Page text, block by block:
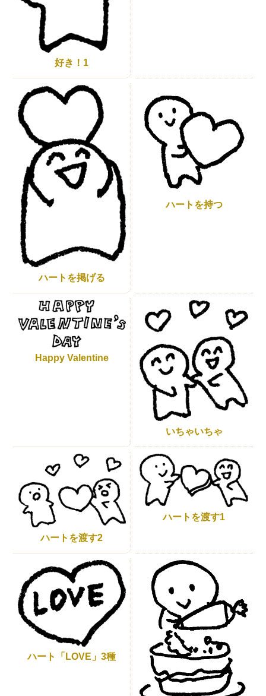
好き！1
ハートを掲げる
ハートを持つ
Happy Valentine
いちゃいちゃ
ハートを渡す2
ハートを渡す1
ハート「LOVE」3種